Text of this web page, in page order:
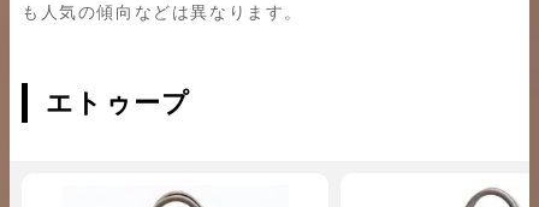
も人気の傾向などは異なります。
エトゥープ